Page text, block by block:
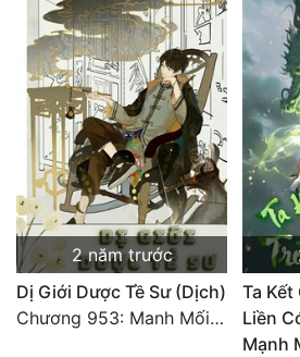
2 năm trước
Dị Giới Dược Tề Sư (Dịch)
Chương 953: Manh Mối Không Ngờ Đến!
Ta Kết
Liền
Mạnh